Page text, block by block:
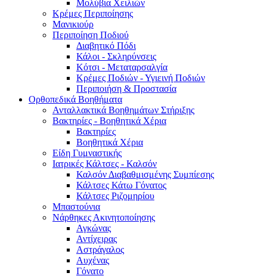
Μολύβια Χειλιών
Κρέμες Περιποίησης
Μανικιούρ
Περιποίηση Ποδιού
Διαβητικό Πόδι
Κάλοι - Σκληρύνσεις
Κότσι - Μεταταρσαλγία
Κρέμες Ποδιών - Υγιεινή Ποδιών
Περιποιήση & Προστασία
Ορθοπεδικά Βοηθήματα
Ανταλλακτικά Βοηθημάτων Στήριξης
Βακτηρίες - Βοηθητικά Χέρια
Βακτηρίες
Βοηθητικά Χέρια
Είδη Γυμναστικής
Ιατρικές Κάλτσες - Καλσόν
Καλσόν Διαβαθμισμένης Συμπίεσης
Κάλτσες Κάτω Γόνατος
Κάλτσες Ριζομηρίου
Μπαστούνια
Νάρθηκες Ακινητοποίησης
Αγκώνας
Αντίχειρας
Αστράγαλος
Αυχένας
Γόνατο